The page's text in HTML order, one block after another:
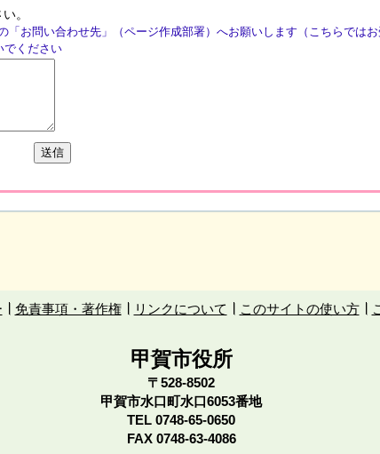
。
「お問い合わせ先」（ページ作成部署）へお願いします（こちらでは
でください
免責事項・著作権 リンクについて このサイトの使い方
甲賀市役所
〒528-8502
甲賀市水口町水口6053番地
TEL 0748-65-0650
FAX 0748-63-4086